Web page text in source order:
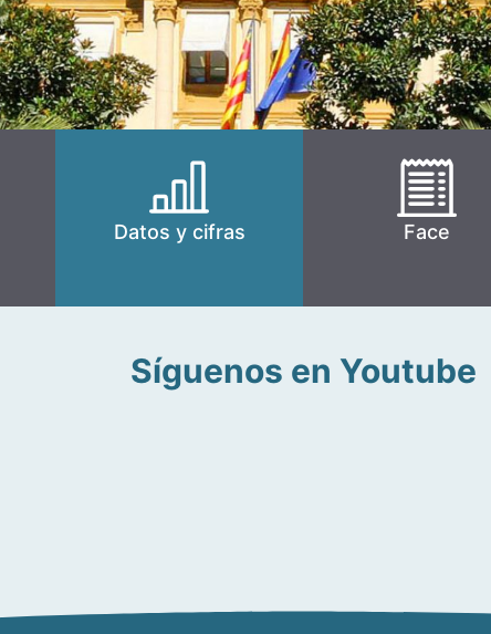
Datos y cifras Face
Síguenos en Youtube